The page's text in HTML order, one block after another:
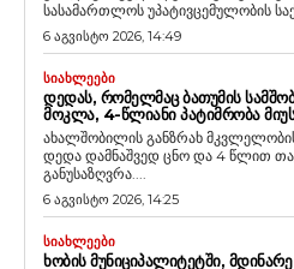
სასამართლოს უპატივცემულობის
6 აგვისტო 2026, 14:49
ᲡᲘᲐᲮᲚᲔᲔᲑᲘ
ᲓᲔᲓᲐᲡ, ᲠᲝᲛᲔᲚᲛᲐᲪ ᲑᲐᲗᲣᲛᲘᲡ
ᲛᲝᲙᲚᲐ, 4-ᲬᲚᲘᲐᲜᲘ ᲞᲐᲢᲘᲛᲠᲝᲑᲐ
ახალშობილის განზრახ
დედა დამნაშვედ ცნო და 4 წლით
განუსაზღვრა....
6 აგვისტო 2026, 14:25
ᲡᲘᲐᲮᲚᲔᲔᲑᲘ
ᲮᲝᲑᲘᲡ ᲛᲣᲜᲘᲪᲘᲞᲐᲚᲘᲢᲔᲢᲨᲘ,